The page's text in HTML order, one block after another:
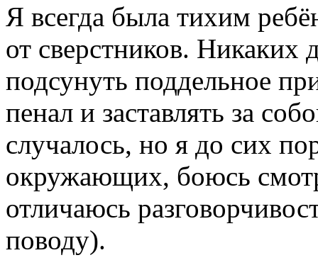
Я всегда была тихим
от сверстников. Никаких
подсунуть поддельное
пенал и заставлять за
случалось, но я до сих
окружающих, боюсь
отличаюсь
поводу).